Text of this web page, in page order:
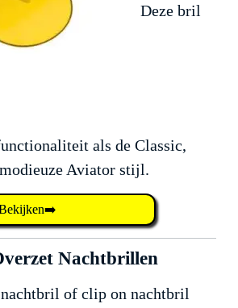
Deze bril
als de Classic,
Aviator stijl.
Nachtbrillen
of clip on nachtbril